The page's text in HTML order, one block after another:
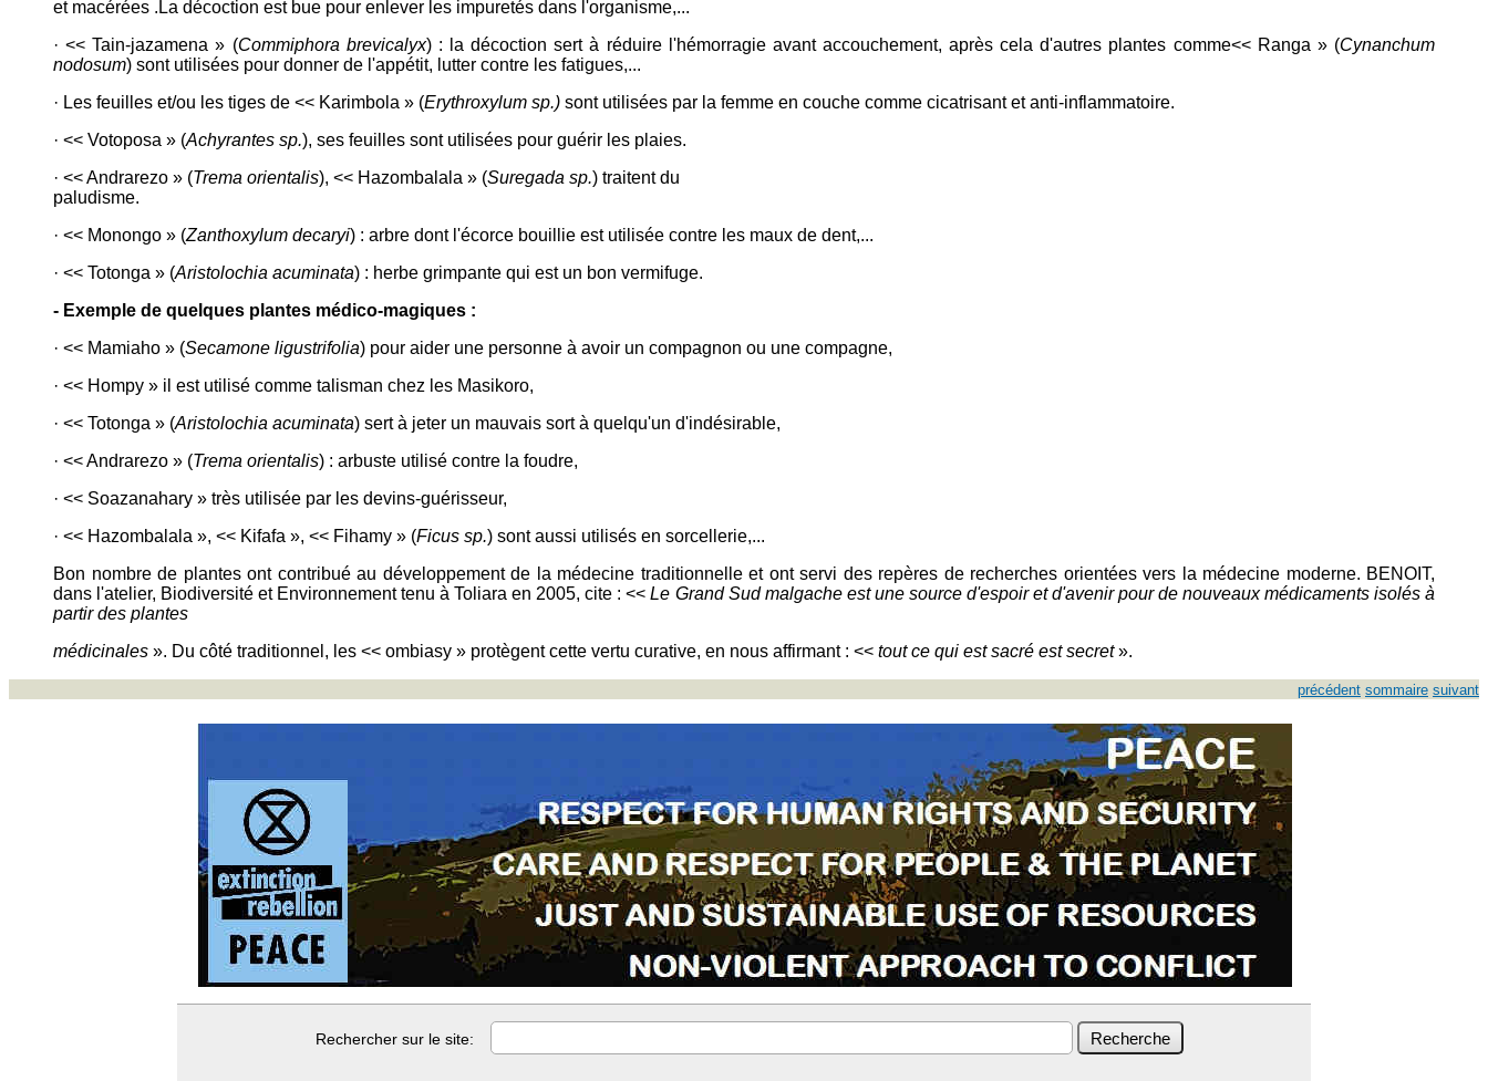
et macérées .La décoction est bue pour enlever les impuretés dans l'organisme,...
· << Tain-jazamena » (Commiphora brevicalyx) : la décoction sert à réduire l'hémorragie avant accouchement, après cela d'autres plantes comme<< Ranga » (Cynanchum
nodosum) sont utilisées pour donner de l'appétit, lutter contre les fatigues,...
· Les feuilles et/ou les tiges de << Karimbola » (Erythroxylum sp.) sont utilisées par la femme en couche comme cicatrisant et anti-inflammatoire.
· << Votoposa » (Achyrantes sp.), ses feuilles sont utilisées pour guérir les plaies.
· << Andrarezo » (Trema orientalis), << Hazombalala » (Suregada sp.) traitent du
paludisme.
· << Monongo » (Zanthoxylum decaryi) : arbre dont l'écorce bouillie est utilisée contre les maux de dent,...
· << Totonga » (Aristolochia acuminata) : herbe grimpante qui est un bon vermifuge.
- Exemple de quelques plantes médico-magiques :
· << Mamiaho » (Secamone ligustrifolia) pour aider une personne à avoir un compagnon ou une compagne,
· << Hompy » il est utilisé comme talisman chez les Masikoro,
· << Totonga » (Aristolochia acuminata) sert à jeter un mauvais sort à quelqu'un d'indésirable,
· << Andrarezo » (Trema orientalis) : arbuste utilisé contre la foudre,
· << Soazanahary » très utilisée par les devins-guérisseur,
· << Hazombalala », << Kifafa », << Fihamy » (Ficus sp.) sont aussi utilisés en sorcellerie,...
Bon nombre de plantes ont contribué au développement de la médecine traditionnelle et ont servi des repères de recherches orientées vers la médecine moderne. BENOIT,
dans l'atelier, Biodiversité et Environnement tenu à Toliara en 2005, cite : <<Le Grand Sud malgache est une source d'espoir et d'avenir pour de nouveaux médicaments isolés à
partir des plantes
médicinales ». Du côté traditionnel, les << ombiasy » protègent cette vertu curative, en nous affirmant : << tout ce qui est sacré est secret».
précédent sommaire suivant
Rechercher sur le site: